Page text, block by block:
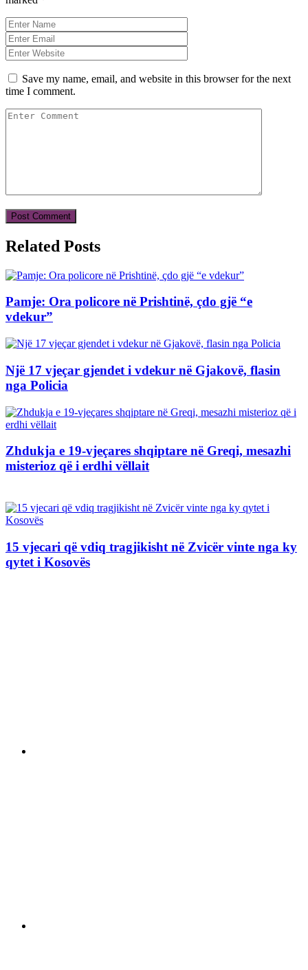
Save my name, email, and website in this browser for the next
time I comment.
Related Posts
Pamje: Ora policore në Prishtinë, çdo gjë “e
vdekur”
Një 17 vjeçar gjendet i vdekur në Gjakovë, flasin
nga Policia
Zhdukja e 19-vjeçares shqiptare në Greqi, mesazhi
misterioz që i erdhi vëllait
15 vjecari që vdiq tragjikisht në Zvicër vinte nga ky
qytet i Kosovës